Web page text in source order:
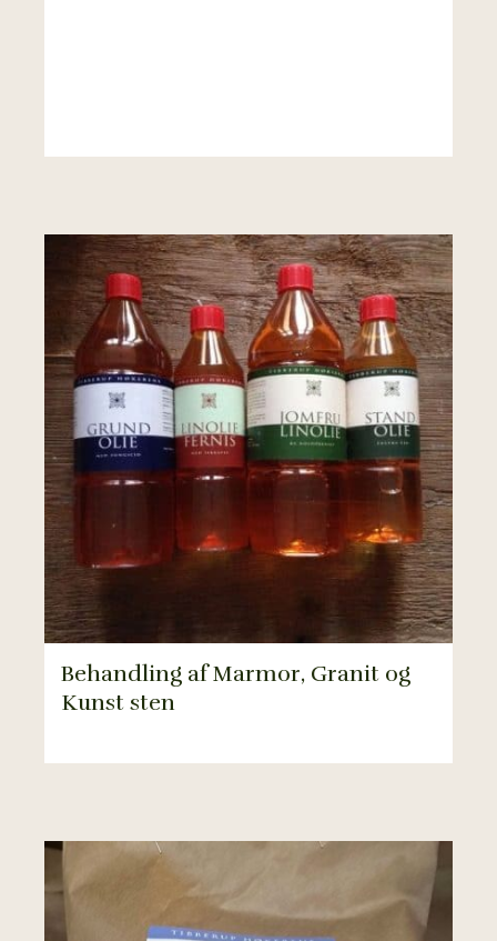
Behandling af Marmor, Granit og
Kunst sten